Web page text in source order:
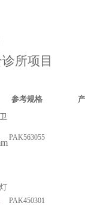
所项目
参考规格
PAK563055
PAK450301